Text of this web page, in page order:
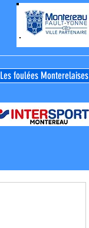
Les foulées Monterelaises